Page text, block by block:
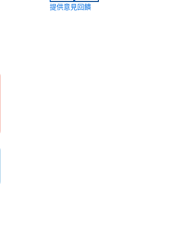
提供意見回饋